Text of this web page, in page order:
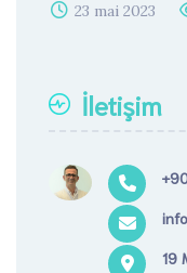
23 mai 2023
İletişim
19